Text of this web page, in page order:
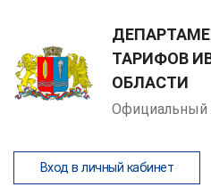
ТАРИФОВ
ОБЛАСТИ
Официальный
Вход в личный кабинет